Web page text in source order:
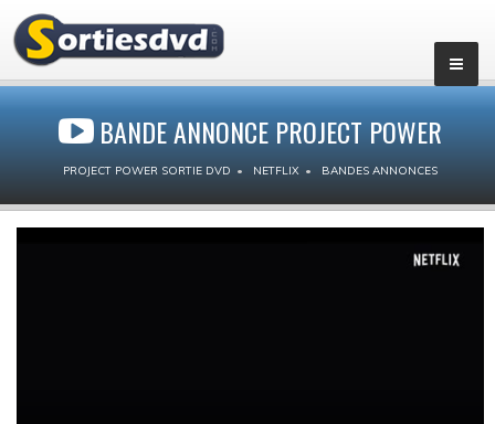
BANDE ANNONCE PROJECT POWER
PROJECT POWER SORTIE DVD NETFLIX BANDES ANNONCES